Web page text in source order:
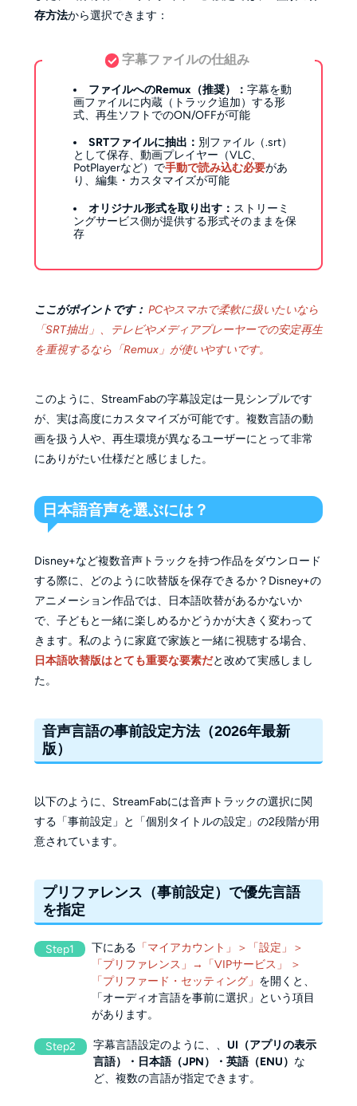
存方法から選択できます：
字幕ファイルの仕組み
ファイルへのRemux（推奨）：字幕を動
画ファイルに内蔵（トラック追加）する形
式、再生ソフトでのON/OFFが可能
SRTファイルに抽出： 別ファイル（.srt）
として保存、動画プレイヤー（VLC、
PotPlayerなど）で手動で読み込む必要があ
り、編集・カスタマイズが可能
オリジナル形式を取り出す： ストリーミ
ングサービス側が提供する形式そのままを保
存
ここがポイントです： PCやスマホで柔軟に扱いたいなら
「SRT抽出」、テレビやメディアプレーヤーでの安定再生
を重視するなら「Remux」が使いやすいです。
このように、StreamFabの字幕設定は一見シンプルです
が、実は高度にカスタマイズが可能です。複数言語の動
画を扱う人や、再生環境が異なるユーザーにとって非常
にありがたい仕様だと感じました。
日本語音声を選ぶには？
Disney+など複数音声トラックを持つ作品をダウンロード
する際に、どのように吹替版を保存できるか？ Disney+の
アニメーション作品では、日本語吹替があるかないか
で、子どもと一緒に楽しめるかどうかが大きく変わって
きます。私のように家庭で家族と一緒に視聴する場合、
日本語吹替版はとても重要な要素だと改めて実感しまし
た。
音声言語の事前設定方法（2026年最新
版）
以下のように、StreamFabには音声トラックの選択に関
する「事前設定」と「個別タイトルの設定」の2段階が用
意されています。
プリファレンス（事前設定）で優先言語
を指定
Step1 下にある 「マイアカウント」＞「設定」＞
「プリファレンス」→「VIPサービス」 ＞
「プリファード・セッティング」 を開くと、
「オーディオ言語を事前に選択」という項目
があります。
Step2 字幕言語設定のように、、 UI（アプリの表示
言語）・日本語（JPN）・英語（ENU） な
ど、複数の言語が指定できます。